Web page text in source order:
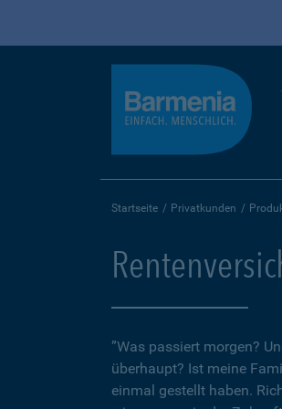
Startseite Privatkunden
”Was passiert morgen?
überhaupt? Ist meine
einmal gestellt haben.